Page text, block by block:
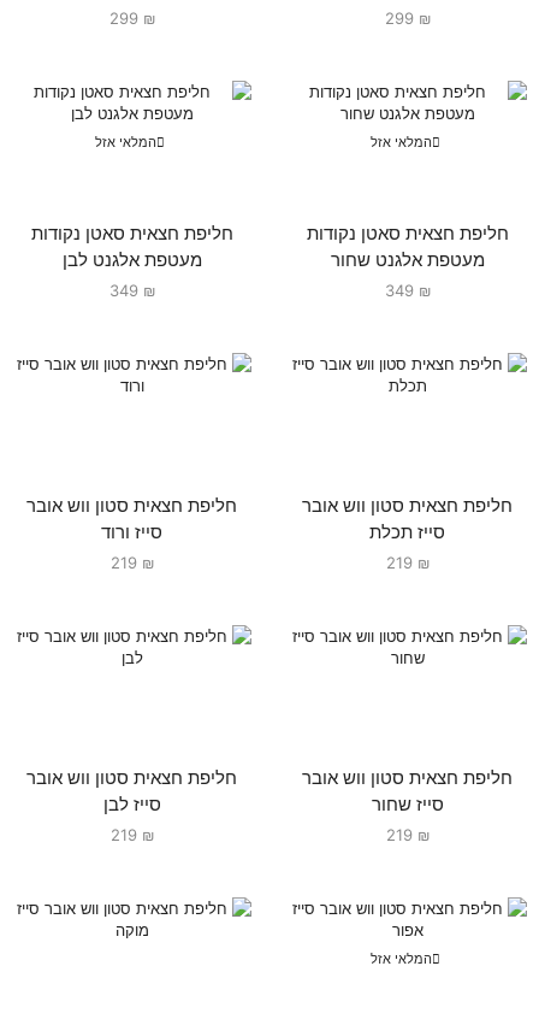
299 ₪
299 ₪
המלאי אזל
חליפת חצאית סאטן נקודות
מעטפת אלגנט שחור
349 ₪
המלאי אזל
חליפת חצאית סאטן נקודות
מעטפת אלגנט לבן
349 ₪
חליפת חצאית סטון ווש אובר
סייז תכלת
219 ₪
חליפת חצאית סטון ווש אובר
סייז ורוד
219 ₪
חליפת חצאית סטון ווש אובר
סייז שחור
219 ₪
חליפת חצאית סטון ווש אובר
סייז לבן
219 ₪
המלאי אזל